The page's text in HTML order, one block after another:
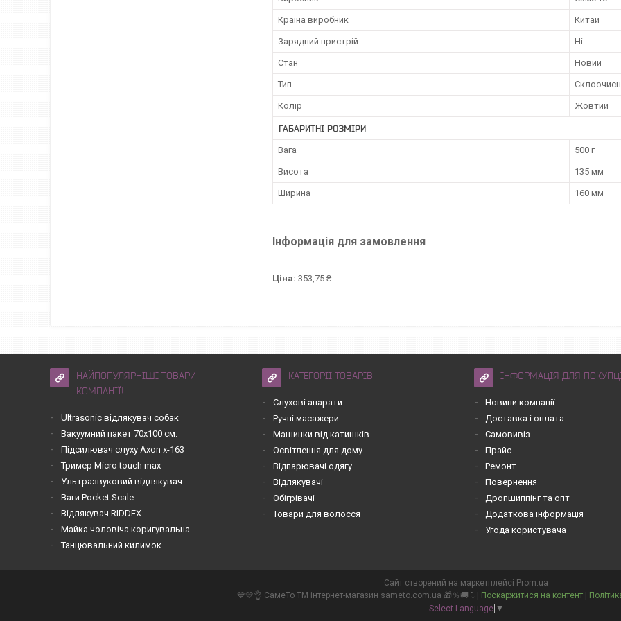
Країна виробник Китай
Зарядний пристрій Ні
Стан Новий
Тип
Колір Жовтий
ГАБАРИТНІ РОЗМІРИ
Вага 500 г
Висота 135 мм
Ширина 160 мм
Інформація для замовлення
Ціна: 353,75 ₴
НАЙПОПУЛЯРНІШІ ТОВАРИ
КОМПАНІЇ!
Ultrasonic відлякувач собак
Вакуумний пакет 70х100 см.
Підсилювач слуху Axon x-163
Тример Micro touch max
Ультразвуковий відлякувач
Ваги Pocket Scale
Відлякувач RIDDEX
Майка чоловіча коригувальна
Танцювальний килимок
КАТЕГОРІЇ ТОВАРІВ
Слухові апарати
Ручні масажери
Машинки від катишків
Освітлення для дому
Відпарювачі одягу
Відлякувачі
Обігрівачі
Товари для волосся
ІНФОРМАЦІЯ ДЛЯ
Новини компанії
Доставка і оплата
Самовивіз
Прайс
Ремонт
Повернення
Дропшиппінг та опт
Додаткова інформація
Угода користувача
Сайт створений на маркетплейсі Prom.ua
Поскаржитися на контент
Select Language ▼